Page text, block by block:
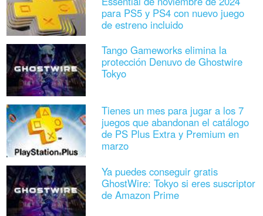
para PS5 y PS4 con nuevo juego
de estreno incluido
Tango Gameworks elimina la
protección Denuvo de Ghostwire
Tokyo
Tienes un mes para jugar a los 7
juegos que abandonan el catálogo
de PS Plus Extra y Premium en
marzo
Ya puedes conseguir gratis
GhostWire: Tokyo si eres suscriptor
de Amazon Prime